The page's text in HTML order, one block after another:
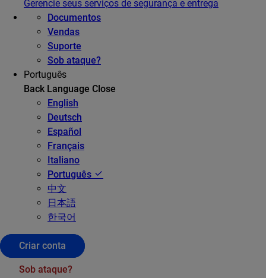
Gerencie seus serviços de segurança e entrega
Documentos
Vendas
Suporte
Sob ataque?
Português
Back Language Close
English
Deutsch
Español
Français
Italiano
Português
中文
日本語
한국어
Criar conta
Sob ataque?